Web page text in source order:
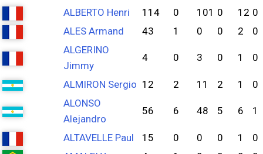
ALBERTO Henri 114 0 101 0 12 0
ALES Armand
43 1 0 0 2
0
ALGERINO
Jimmy
4 0 3 0 1 0
ALMIRON Sergio 12 2 11 2 1
0
ALONSO
Alejandro
56 6 48 5 6 1
ALTAVELLE Paul 15 0 0 0 1
0